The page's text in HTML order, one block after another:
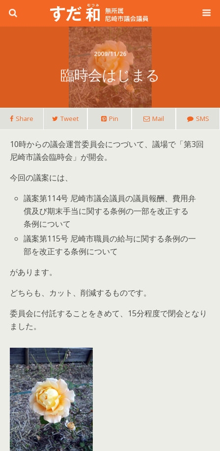
2009/11/26
臨時会はじまる
Share Tweet Pin Mail SMS
10時からの議会運営委員会につづいて、議場で「第3回
尼崎市議会臨時会」が開会。
今回の議案には、
議案第114号 尼崎市議会議員の議員報酬、費用弁
償及び期末手当に関する条例の一部を改正する
条例について
議案第115号 尼崎市職員の給与に関する条例の一
部を改正する条例について
があります。
どちらも、カット、削減するものです。
委員会に付託することをきめて、15分程度で閉会となり
ました。